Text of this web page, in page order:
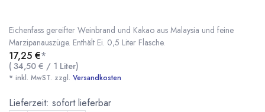
Eichenfass gereifter Weinbrand und Kakao aus Malaysia und feine
Marzipanauszüge. Enthält Ei. 0,5 Liter Flasche.
17,25 €*
( 34,50 € / 1 Liter)
* inkl. MwST. zzgl. Versandkosten
Lieferzeit: sofort lieferbar